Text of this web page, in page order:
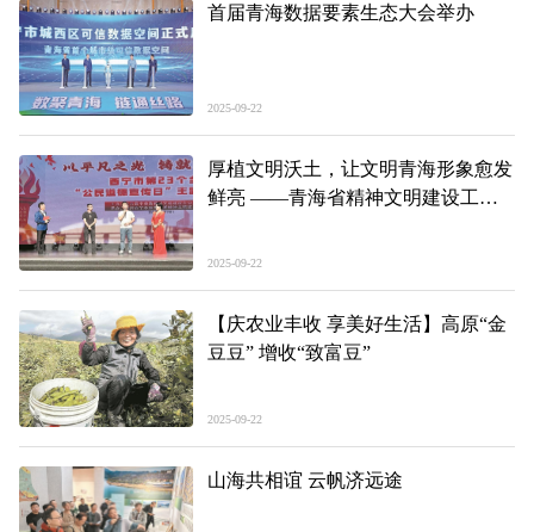
首届青海数据要素生态大会举办
2025-09-22
厚植文明沃土，让文明青海形象愈发
鲜亮 ——青海省精神文明建设工作
2025-09-22
【庆农业丰收 享美好生活】高原“金
豆豆” 增收“致富豆”
2025-09-22
山海共相谊 云帆济远途